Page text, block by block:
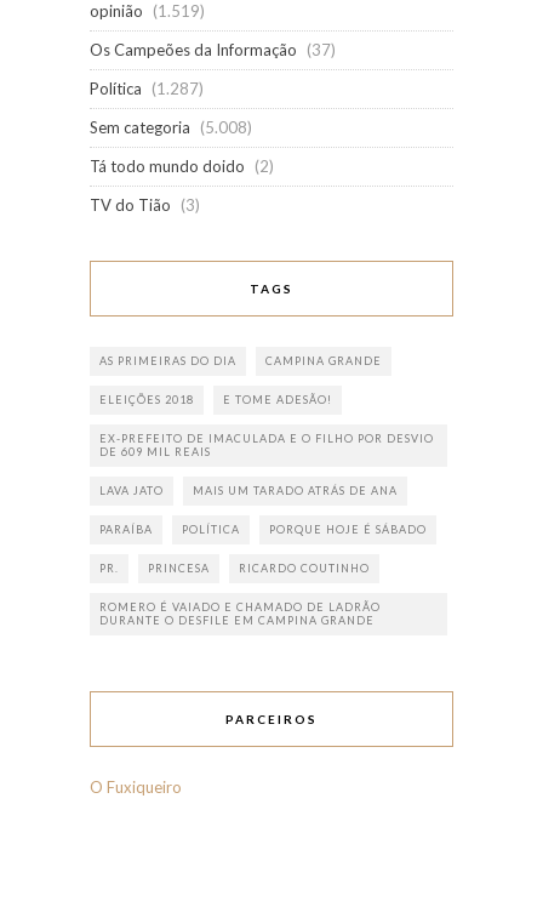
opinião
(1.519)
Os Campeões da Informação
(37)
Política
(1.287)
Sem categoria
(5.008)
Tá todo mundo doido
(2)
TV do Tião
(3)
TAGS
AS PRIMEIRAS DO DIA CAMPINA GRANDE
ELEIÇÕES 2018 E TOME ADESÃO!
EX-PREFEITO DE IMACULADA E O FILHO POR DESVIO
DE 609 MIL REAIS
LAVA JATO MAIS UM TARADO ATRÁS DE ANA
PARAÍBA POLÍTICA PORQUE HOJE É SÁBADO
PR. PRINCESA RICARDO COUTINHO
ROMERO É VAIADO E CHAMADO DE LADRÃO
DURANTE O DESFILE EM CAMPINA GRANDE
PARCEIROS
O Fuxiqueiro